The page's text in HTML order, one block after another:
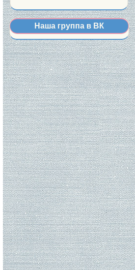
Наша группа в ВК